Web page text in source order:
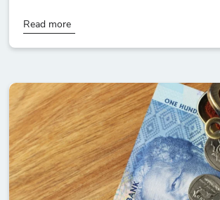
Read more